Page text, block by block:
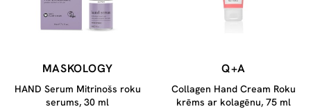
MASKOLOGY
HAND Serum Mitrinošs roku
serums, 30 ml
Q+A
Collagen Hand Cream Roku
krēms ar kolagēnu, 75 ml